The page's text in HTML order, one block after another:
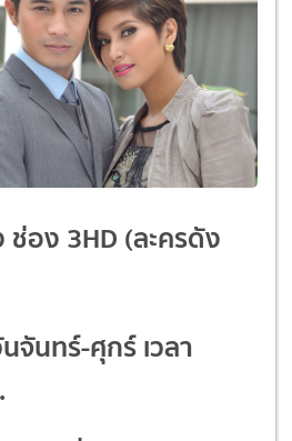
ช่อง 3HD (ละครดัง
จันทร์-ศุกร์เวลา